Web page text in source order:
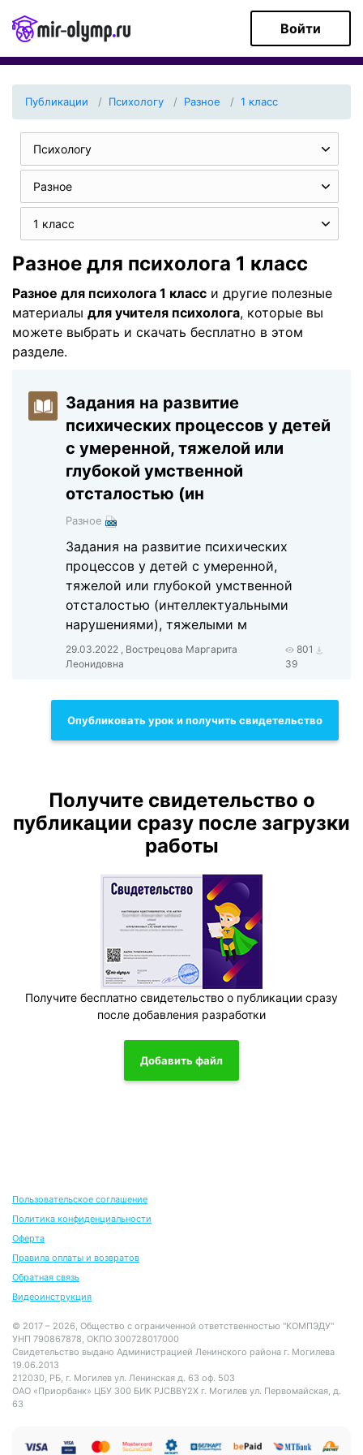
Войти
Публикации Психологу Разное 1 класс
Психологу
Разное
1 класс
Разное для психолога 1 класс
Разное для психолога 1 класс и другие полезные
материалы для учителя психолога, которые вы
можете выбрать и скачать бесплатно в этом
разделе.
Задания на развитие
психических процессов у детей
с умеренной, тяжелой или
глубокой умственной
отсталостью (ин
Разное
Задания на развитие психических
процессов у детей с умеренной,
тяжелой или глубокой умственной
отсталостью (интеллектуальными
нарушениями), тяжелыми м
29.03.2022 , Вострецова Маргарита
Леонидовна
801
39
Опубликовать урок и получить свидетельство
Получите свидетельство о
публикации сразу после загрузки
работы
Получите бесплатно свидетельство о публикации сразу
после добавления разработки
Добавить файл
Пользовательское соглашение
Политика конфиденциальности
Оферта
Правила оплаты и возвратов
Обратная связь
Видеоинструкция
© 2017 – 2026, Общество с ограниченной ответственностью "КОМПЭДУ"
УНП 790867878, ОКПО 300728017000
Свидетельство выдано Администрацией Ленинского района г. Могилева
19.06.2013
212030, РБ, г. Могилев ул. Ленинская д. 63 оф. 503
ОАО «Приорбанк» ЦБУ 300 БИК PJCBBY2X г. Могилев ул. Первомайская, д.
63